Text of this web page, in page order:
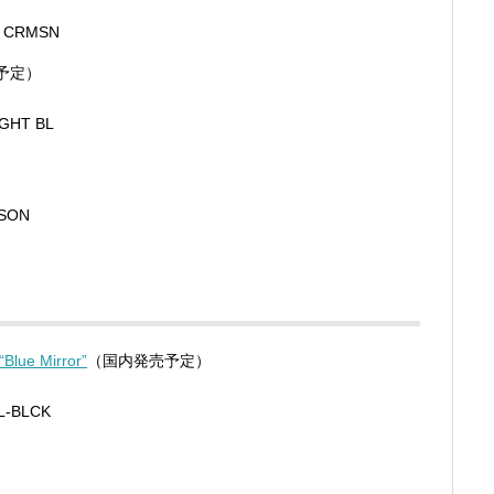
）
BL
Mirror” （国内発売予定）
BLCK